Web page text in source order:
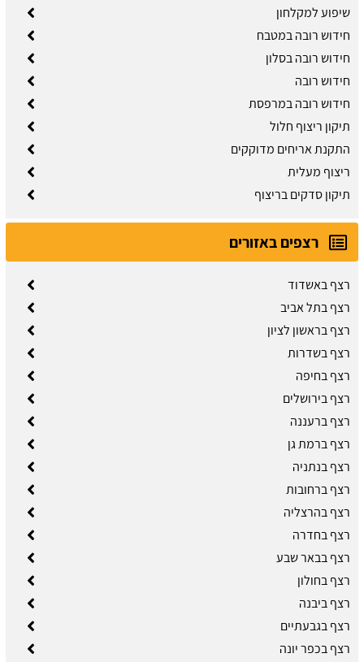
שיפוע למקלחון
חידוש רובה במטבח
חידוש רובה בסלון
חידוש רובה
חידוש רובה במרפסת
תיקון ריצוף חלול
התקנת אריחים מדוקקים
ריצוף מעלית
תיקון סדקים בריצוף
רצפים באזורים
רצף באשדוד
רצף בתל אביב
רצף בראשון לציון
רצף בשדרות
רצף בחיפה
רצף בירושלים
רצף ברעננה
רצף ברמת גן
רצף בנתניה
רצף ברחובות
רצף בהרצליה
רצף בחדרה
רצף בבאר שבע
רצף בחולון
רצף ביבנה
רצף בגבעתיים
רצף בכפר יונה